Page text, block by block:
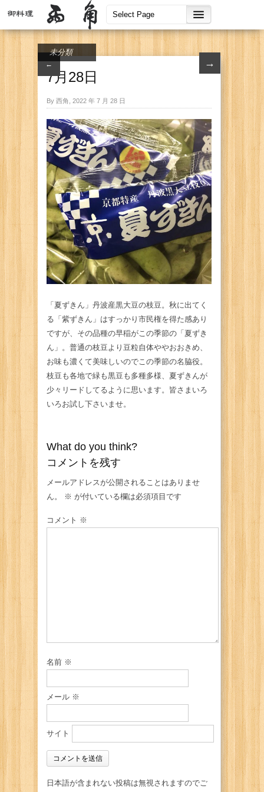
← →
未分類
7月28日
By 西角, 2022 年 7 月 28 日
「夏ずきん」丹波産黒大豆の枝豆。秋に出てく
る「紫ずきん」はすっかり市民権を得た感あり
ですが、その品種の早稲がこの季節の「夏ずき
ん」。普通の枝豆より豆粒自体ややおおきめ、
お味も濃くて美味しいのでこの季節の名脇役。
枝豆も各地で緑も黒豆も多種多様、夏ずきんが
少々リードしてるように思います。皆さまいろ
いろお試し下さいませ。
What do you think?
コメントを残す
メールアドレスが公開されることはありませ
ん。
※ が付いている欄は必須項目です
コメント ※
名前 ※
メール ※
サイト
日本語が含まれない投稿は無視されますのでご